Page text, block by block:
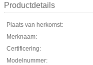
Productdetails
Plaats van herkomst:
Merknaam:
Certificering:
Modelnummer: